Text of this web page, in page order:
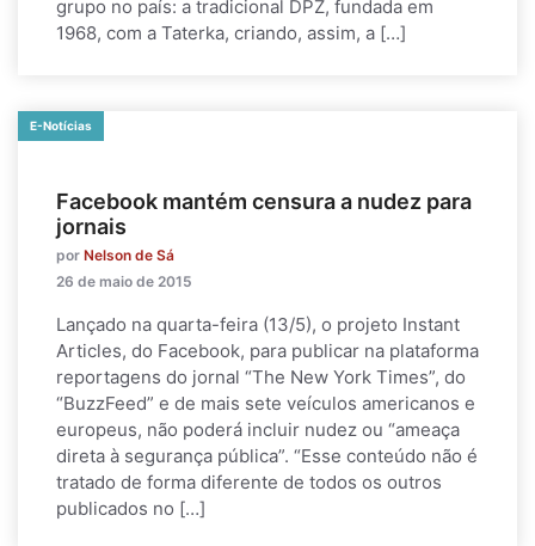
grupo no país: a tradicional DPZ, fundada em
1968, com a Taterka, criando, assim, a […]
E-Notícias
Facebook mantém censura a nudez para
jornais
por Nelson de Sá
26 de maio de 2015
Lançado na quarta-feira (13/5), o projeto Instant
Articles, do Facebook, para publicar na plataforma
reportagens do jornal “The New York Times”, do
“BuzzFeed” e de mais sete veículos americanos e
europeus, não poderá incluir nudez ou “ameaça
direta à segurança pública”. “Esse conteúdo não é
tratado de forma diferente de todos os outros
publicados no […]